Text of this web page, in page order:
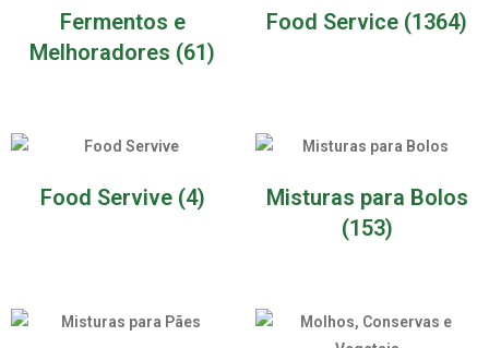
Fermentos e
Melhoradores (61)
Food Service (1364)
Food Servive (4)
Misturas para Bolos
(153)